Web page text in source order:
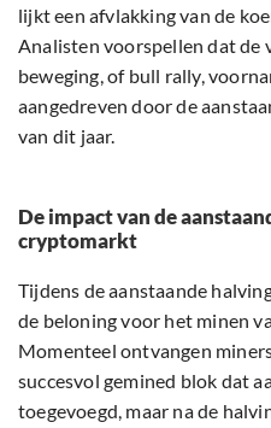
lijkt een afvlakking van de
Analisten voorspellen dat de
beweging, of bull rally,
aangedreven door de
van dit jaar.
De impact van de
cryptomarkt
Tijdens de aanstaande
de beloning voor het minen
Momenteel ontvangen
succesvol gemined blok dat
toegevoegd, maar na de